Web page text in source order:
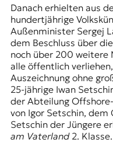
E
R
W
s
s
e
n
Danach erhielten aus
hundertjährige
Außenminister Sergej
dem Beschluss über
noch über 200 weitere
alle öffentlich
Auszeichnung ohne
25-jährige Iwan
der Abteilung
von Igor Setschin, dem
Setschin der Jüngere
am Vaterland2. Klasse.